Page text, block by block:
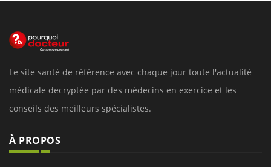
Le site santé de référence avec chaque jour toute l'actualité
médicale decryptée par des médecins en exercice et les
conseils des meilleurs spécialistes.
À PROPOS